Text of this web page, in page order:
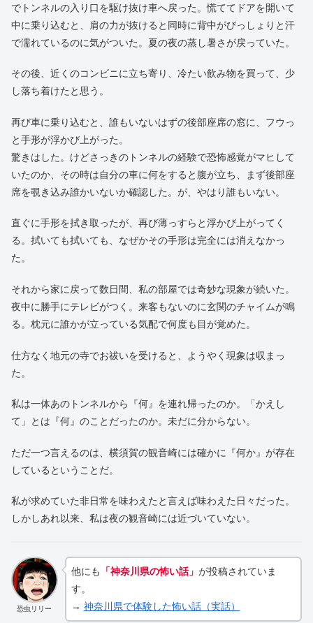
でトンネルの入り口を駆け抜け車へ戻った。慌ててドアを開いて
中に乗り込むと、肩の力が抜けると同時に背中がびっしょりと汗
で濡れているのに気がついた。夏の夜の蒸し暑さが戻っていた。
その後、近くのコンビニに立ち寄り、冷たい飲み物を買って、少
し落ち着けたと思う。
再び車に乗り込むと、誰もいないはずの後部座席の窓に、フウっ
と手形が浮かび上がった。
驚きはした。けどさっきのトンネルの経験で恐怖感覚がマヒして
いたのか、その時は自分の車に何をすると腹が立ち、まず後部座
席を覗き込み誰かいないか確認した。が、やはり誰もいない。
直ぐに手形を拭き取ったが、再び薄っすらと浮かび上がってく
る。拭いても拭いても、なぜかその手形は完全には消えなかっ
た。
それから家に戻って数日間、私の部屋では奇妙な現象が続いた。
夜中に勝手にテレビがつく。来客もないのに玄関のチャイムが鳴
る。枕元に誰かが立っている気配で何度も目が覚めた。
仕方なく地元の寺でお祓いを受けると、ようやく現象は収まっ
た。
私は一体あのトンネルから『何』を連れ帰ったのか。「かえし
て」とは『何』のことだったのか。未だに分からない。
ただ一つ言えるのは、横須賀の観音崎には確かに『何か』が存在
しているということだ。
私が求めていた非日常を味わえたと言えば味わえた日々だった。
しかしあれ以来、私は夜の観音崎には近づいていない。
恐虫リリー
他にも 「神奈川県の怖い話」 が投稿されていま
す。
→ 神奈川県で体験した怖い話（実話）